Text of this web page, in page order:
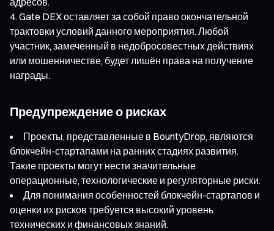
Gate DEX оставляет за собой право окончательной
трактовки условий данного мероприятия. Любой
участник, замеченный в недобросовестных действиях
или мошенничестве, будет лишён права на получение
награды.
Предупреждение о рисках
Проекты, представленные в BountyDrop, являются
блокчейн-стартапами на ранних стадиях развития.
Такие проекты могут нести значительные
операционные, технологические и регуляторные риски.
Для понимания особенностей блокчейн-стартапов и
оценки их рисков требуется высокий уровень
технических и финансовых знаний.